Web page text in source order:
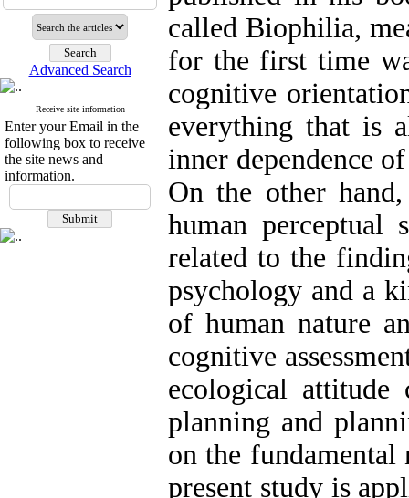
Advanced Search
Receive site information
Enter your Email in the
following box to receive
the site news and
information.
called Biophilia,
for the first time
cognitive
everything that is
inner dependence
On the other
human perceptual
related to the
psychology and a
of human nature
cognitive
ecological
planning and
on the fundamental
present study is